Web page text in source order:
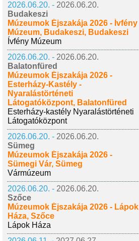
2026.06.20. - 2026.06.20.
Budakeszi
Múzeumok Éjszakája 2026 - Ívfény
Múzeum, Budakeszi, Budakeszi
Ívfény Múzeum
2026.06.20. - 2026.06.20.
Balatonfüred
Múzeumok Éjszakája 2026 -
Esterházy-Kastély -
Nyaralástörténeti
Látogatóközpont, Balatonfüred
Esterházy-kastély Nyaralástörténeti
Látogatóközpont
2026.06.20. - 2026.06.20.
Sümeg
Múzeumok Éjszakája 2026 -
Sümegi Vár, Sümeg
Vármúzeum
2026.06.20. - 2026.06.20.
Szőce
Múzeumok Éjszakája 2026 - Lápok
Háza, Szőce
Lápok Háza